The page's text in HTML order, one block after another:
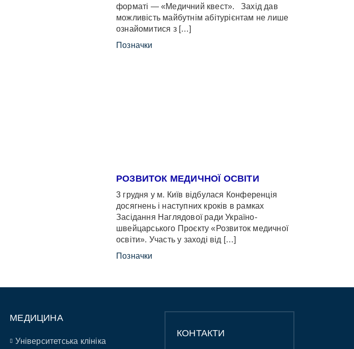
форматі — «Медичний квест». Захід дав
можливість майбутнім абітурієнтам не лише
ознайомитися з […]
Позначки
РОЗВИТОК МЕДИЧНОЇ ОСВІТИ
3 грудня у м. Київ відбулася Конференція
досягнень і наступних кроків в рамках
Засідання Наглядової ради Україно-
швейцарського Проєкту «Розвиток медичної
освіти». Участь у заході від […]
Позначки
МЕДИЦИНА
Університетська клініка
КОНТАКТИ